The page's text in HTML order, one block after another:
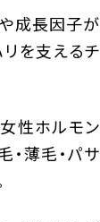
成長因子が
を支えるチ
性ホルモン
・薄毛・パサ